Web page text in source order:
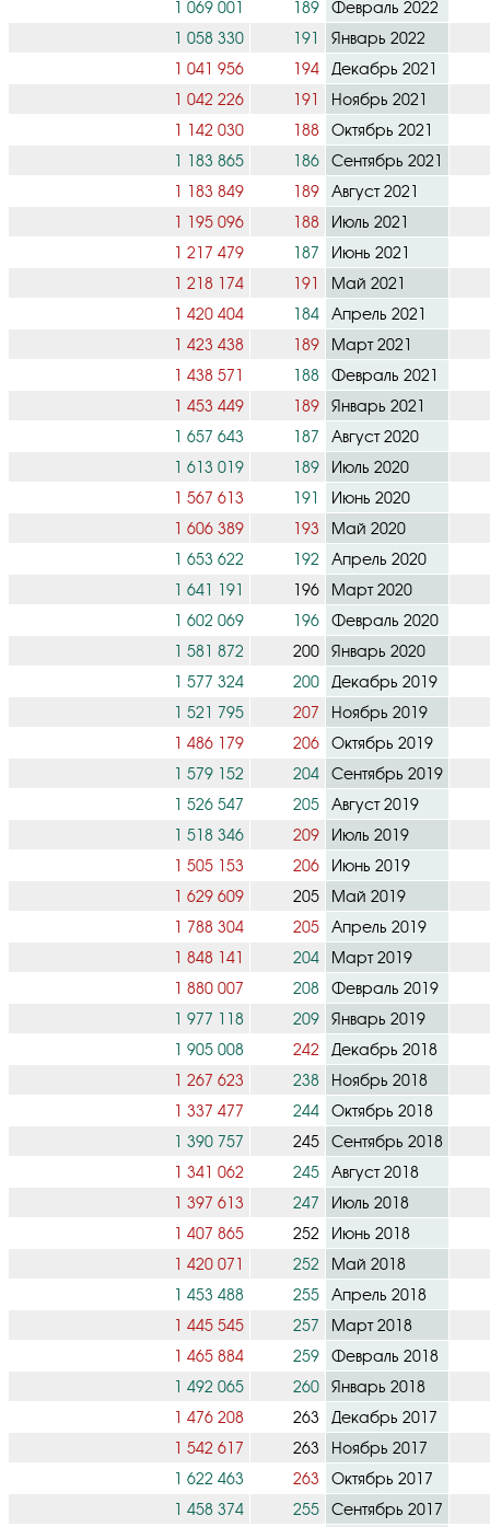
1 069 001 189
Февраль 2022
1 058 330
191
Январь 2022
1 041 956
194
Декабрь 2021
1 042 226
191
Ноябрь 2021
1 142 030
188
Октябрь 2021
1 183 865
186
Сентябрь 2021
1 183 849
189
Август 2021
1 195 096
188
Июль 2021
1 217 479
187
Июнь 2021
1 218 174
191
Май 2021
1 420 404
184
Апрель 2021
1 423 438
189
Март 2021
1 438 571
188
Февраль 2021
1 453 449
189
Январь 2021
1 657 643
187
Август 2020
1 613 019
189
Июль 2020
1 567 613
191
Июнь 2020
1 606 389
193
Май 2020
1 653 622
192
Апрель 2020
1 641 191
196
Март 2020
1 602 069
196
Февраль 2020
1 581 872
200
Январь 2020
1 577 324
200
Декабрь 2019
1 521 795
207
Ноябрь 2019
1 486 179
206
Октябрь 2019
1 579 152
204
Сентябрь 2019
1 526 547
205
Август 2019
1 518 346
209
Июль 2019
1 505 153
206
Июнь 2019
1 629 609
205
Май 2019
1 788 304
205
Апрель 2019
1 848 141
204
Март 2019
1 880 007
208
Февраль 2019
1 977 118
209
Январь 2019
1 905 008
242
Декабрь 2018
1 267 623
238
Ноябрь 2018
1 337 477
244
Октябрь 2018
1 390 757
245
Сентябрь 2018
1 341 062
245
Август 2018
1 397 613
247
Июль 2018
1 407 865
252
Июнь 2018
1 420 071
252
Май 2018
1 453 488
255
Апрель 2018
1 445 545
257
Март 2018
1 465 884
259
Февраль 2018
1 492 065
260
Январь 2018
1 476 208
263
Декабрь 2017
1 542 617
263
Ноябрь 2017
1 622 463
263
Октябрь 2017
1 458 374
255
Сентябрь 2017